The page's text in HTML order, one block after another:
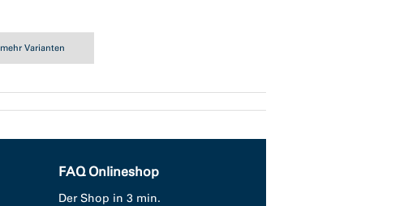
mehr Varianten
FAQ Onlineshop
Der Shop in 3 min.